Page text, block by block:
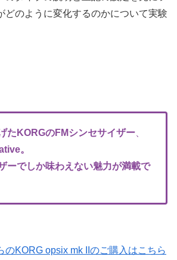
どのように変化するのかについて実験
たKORGのFMシンセサイザー
。
ーでしか味わえない魅力が満載で
のKORG opsix mk IIのご購入はこちら